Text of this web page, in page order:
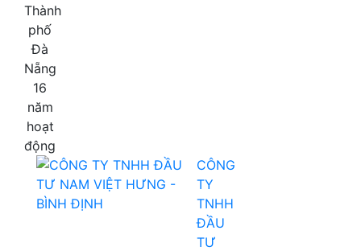
Thành
phố
Đà
Nẵng
16
năm
hoạt
động
CÔNG
TY
TNHH
ĐẦU
TƯ